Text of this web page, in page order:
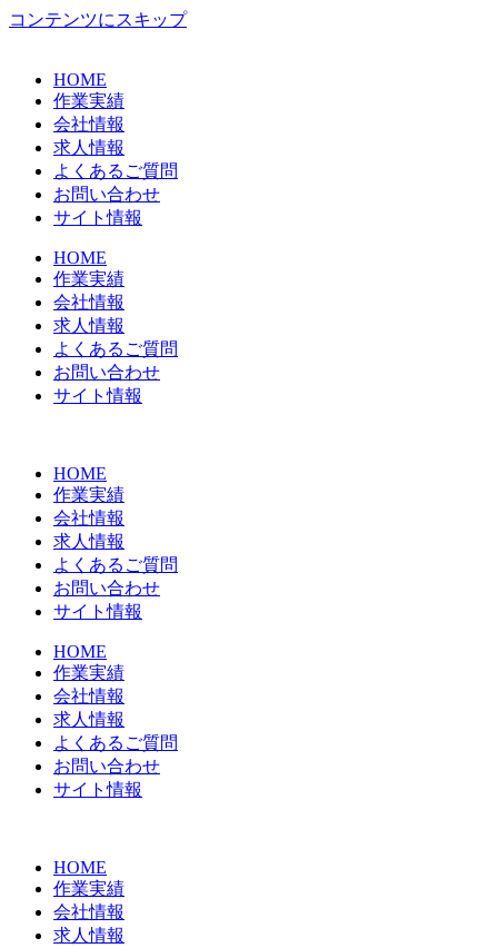
コンテンツにスキップ
HOME
作業実績
会社情報
求人情報
よくあるご質問
お問い合わせ
サイト情報
HOME
作業実績
会社情報
求人情報
よくあるご質問
お問い合わせ
サイト情報
HOME
作業実績
会社情報
求人情報
よくあるご質問
お問い合わせ
サイト情報
HOME
作業実績
会社情報
求人情報
よくあるご質問
お問い合わせ
サイト情報
HOME
作業実績
会社情報
求人情報